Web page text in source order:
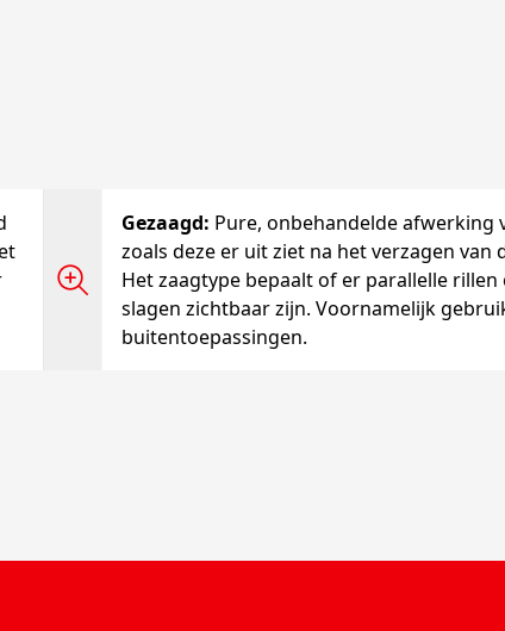
Gezaagd: Pure, onbehandelde afwerking
zoals deze er uit ziet na het verzagen van
Het zaagtype bepaalt of er parallelle
slagen zichtbaar zijn. Voornamelijk
buitentoepassingen.